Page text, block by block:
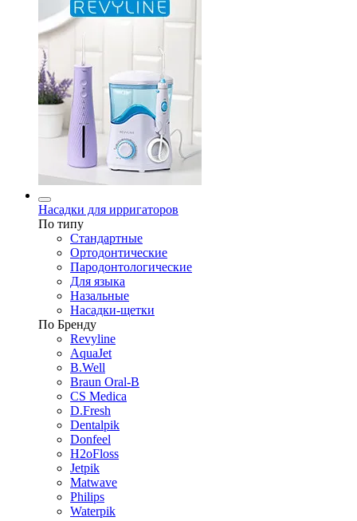
Насадки для ирригаторов
По типу
Стандартные
Ортодонтические
Пародонтологические
Для языка
Назальные
Насадки-щетки
По Бренду
Revyline
AquaJet
B.Well
Braun Oral-B
CS Medica
D.Fresh
Dentalpik
Donfeel
H2oFloss
Jetpik
Matwave
Philips
Waterpik